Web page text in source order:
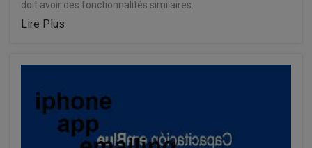
doit avoir des fonctionnalités similaires.
Lire Plus